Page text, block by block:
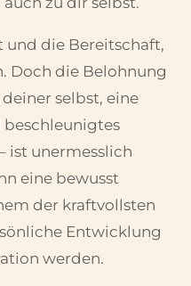
und die Bereitschaft,
Doch die Belohnung
selbst, eine
ist unermesslich
eine bewusst
der kraftvollsten
Entwicklung
werden.